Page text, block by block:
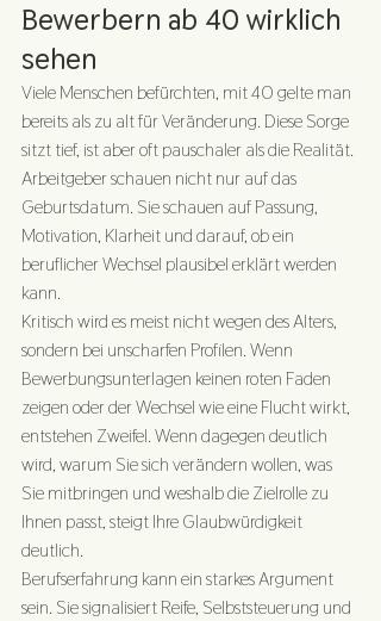
Bewerbern ab 40 wirklich
sehen
Viele Menschen befürchten, mit 40 gelte man
bereits als zu alt für Veränderung. Diese Sorge
sitzt tief, ist aber oft pauschaler als die Realität.
Arbeitgeber schauen nicht nur auf das
Geburtsdatum. Sie schauen auf Passung,
Motivation, Klarheit und darauf, ob ein
beruflicher Wechsel plausibel erklärt werden
kann.
Kritisch wird es meist nicht wegen des Alters,
sondern bei unscharfen Profilen. Wenn
Bewerbungsunterlagen keinen roten Faden
zeigen oder der Wechsel wie eine Flucht wirkt,
entstehen Zweifel. Wenn dagegen deutlich
wird, warum Sie sich verändern wollen, was
Sie mitbringen und weshalb die Zielrolle zu
Ihnen passt, steigt Ihre Glaubwürdigkeit
deutlich.
Berufserfahrung kann ein starkes Argument
sein. Sie signalisiert Reife, Selbststeuerung und